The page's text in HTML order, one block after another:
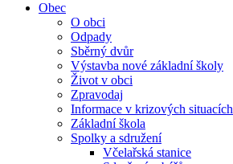
Obec
O obci
Odpady
Sběrný dvůr
Výstavba nové základní školy
Život v obci
Zpravodaj
Informace v krizových situacích
Základní škola
Spolky a sdružení
Včelařská stanice